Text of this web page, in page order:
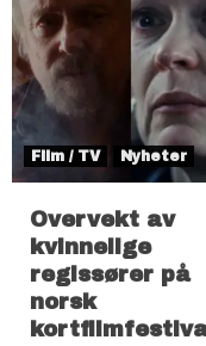
Film / TV Nyheter
Overvekt av
kvinnelige
regissører på
norsk